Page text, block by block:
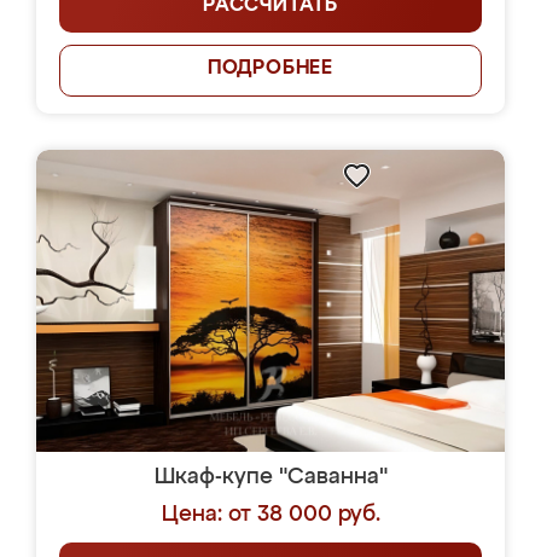
РАССЧИТАТЬ
ПОДРОБНЕЕ
Шкаф-купе "Саванна"
Цена: от 38 000 руб.